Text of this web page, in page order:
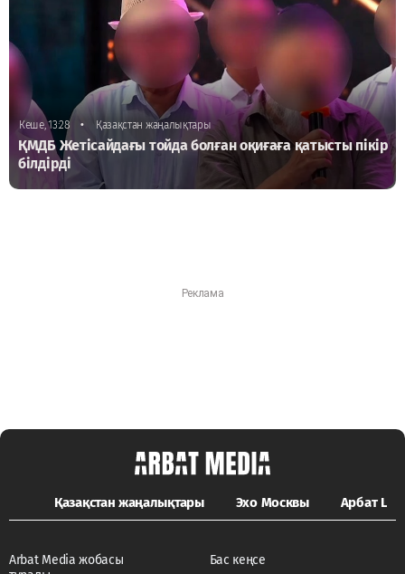
Кеше, 13:28 • Қазақстан жаңалықтары
ҚМДБ Жетісайдағы тойда болған оқиғаға қатысты пікір
білдірді
Қазақстан жаңалықтары Эхо Москвы Арбат LIFE
Arbat Media жобасы
Бас кеңсе